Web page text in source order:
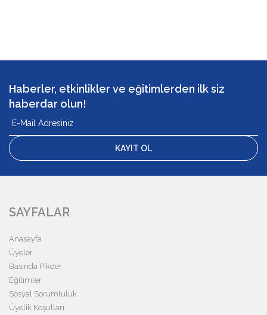
Haberler, etkinlikler ve eğitimlerden ilk siz
haberdar olun!
KAYIT OL
SAYFALAR
Anasayfa
Üyeler
Basında Pikder
Eğitimler
Sosyal Sorumluluk
Üyelik Koşulları